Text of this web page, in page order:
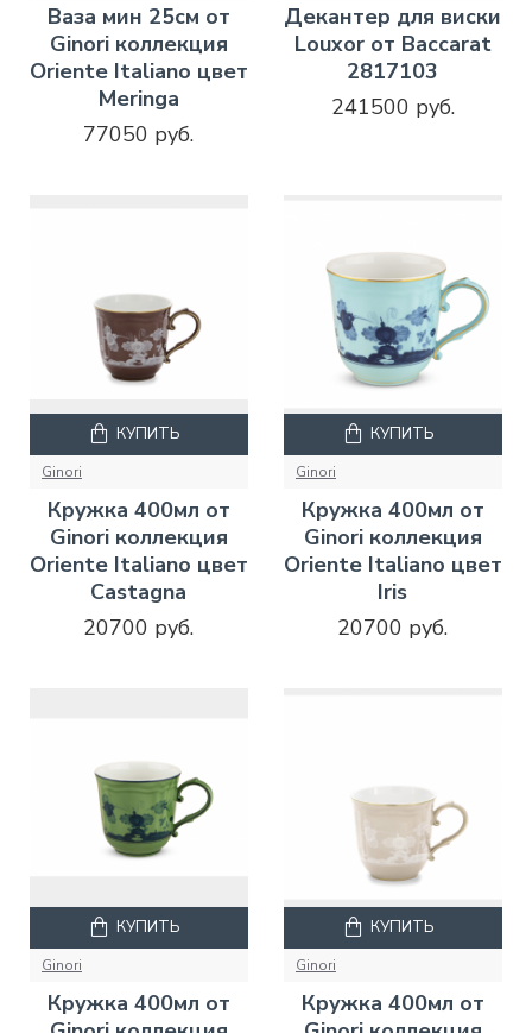
Ваза мин 25см от
Ginori коллекция
Oriente Italiano цвет
Meringa
77050 руб.
Декантер для виски
Louxor от Baccarat
2817103
241500 руб.
Ginori
Кружка 400мл от
Ginori коллекция
Oriente Italiano цвет
Castagna
20700 руб.
КУПИТЬ
Ginori
Кружка 400мл от
Ginori коллекция
Oriente Italiano цвет
Iris
20700 руб.
КУПИТЬ
Ginori
Кружка 400мл от
КУПИТЬ
Ginori
Кружка 400мл от
КУПИТЬ